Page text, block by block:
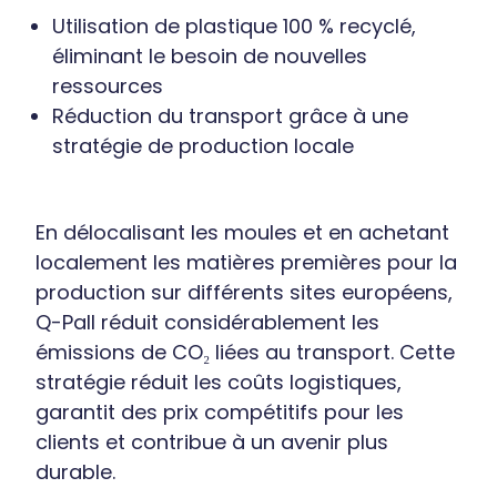
Utilisation de plastique 100 % recyclé,
éliminant le besoin de nouvelles
ressources
Réduction du transport grâce à une
stratégie de production locale
En délocalisant les moules et en achetant
localement les matières premières pour la
production sur différents sites européens,
Q-Pall réduit considérablement les
émissions de CO₂ liées au transport. Cette
stratégie réduit les coûts logistiques,
garantit des prix compétitifs pour les
clients et contribue à un avenir plus
durable.